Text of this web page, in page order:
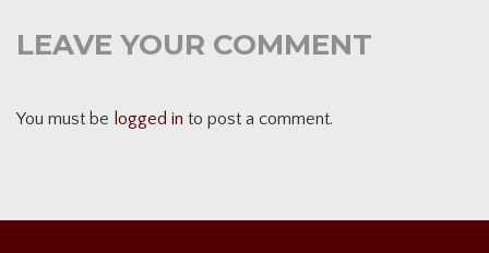
LEAVE YOUR COMMENT
You must be logged in to post a comment.